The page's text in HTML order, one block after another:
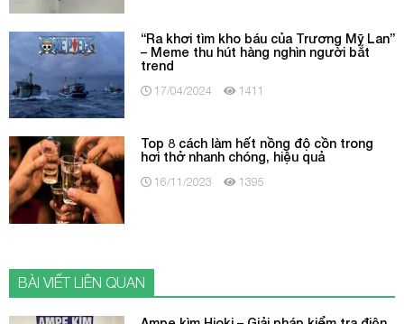
“Ra khơi tìm kho báu của Trương Mỹ Lan”
– Meme thu hút hàng nghìn người bắt
trend
17/04/2024 1411
Top 8 cách làm hết nồng độ cồn trong
hơi thở nhanh chóng, hiệu quả
16/11/2023 1395
BÀI VIẾT LIÊN QUAN